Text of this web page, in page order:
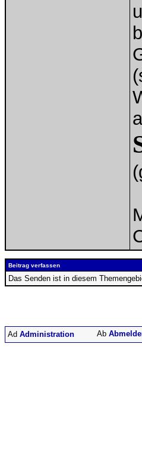
Beitrag verfassen
Das Senden ist in diesem
Administration